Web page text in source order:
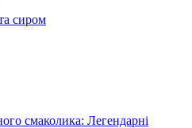
сиром
смаколика: Легендарні